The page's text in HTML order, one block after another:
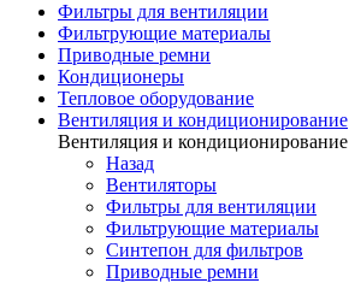
Фильтры для вентиляции
Фильтрующие материалы
Приводные ремни
Кондиционеры
Тепловое оборудование
Вентиляция и кондиционирование
Вентиляция и кондиционирование
Назад
Вентиляторы
Фильтры для вентиляции
Фильтрующие материалы
Синтепон для фильтров
Приводные ремни